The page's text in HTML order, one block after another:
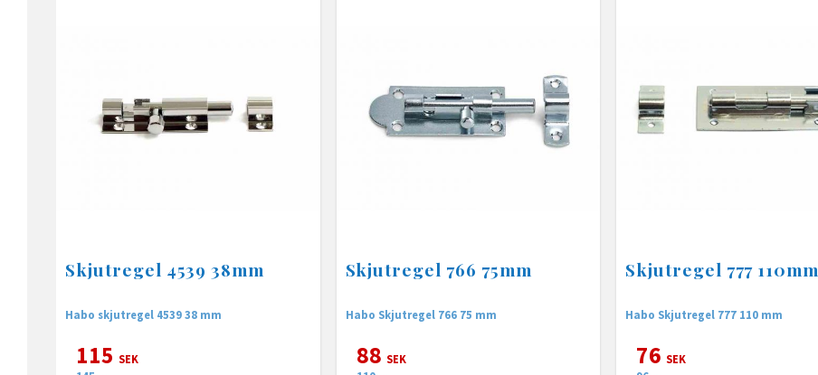
Skjutregel 4539 38mm
Habo skjutregel 4539 38 mm
115 SEK
Skjutregel 766 75mm
Habo Skjutregel 766 75 mm
88 SEK
Skjutregel 777 110mm
Habo Skjutregel 777 110 mm
76 SEK